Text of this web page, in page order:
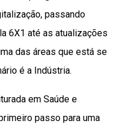
passando
6X1 até as atualizações
das áreas que está se
é a Indústria.
em Saúde e
passo para uma